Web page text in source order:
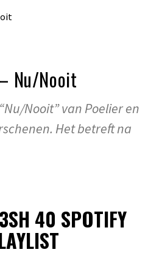
Nu/Nooit
Nooit” van Poelier en
Het betreft na
40 SPOTIFY